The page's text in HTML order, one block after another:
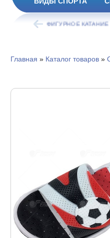
КАТАНИЕ ФУТБОЛ
Главная » Каталог товаров»